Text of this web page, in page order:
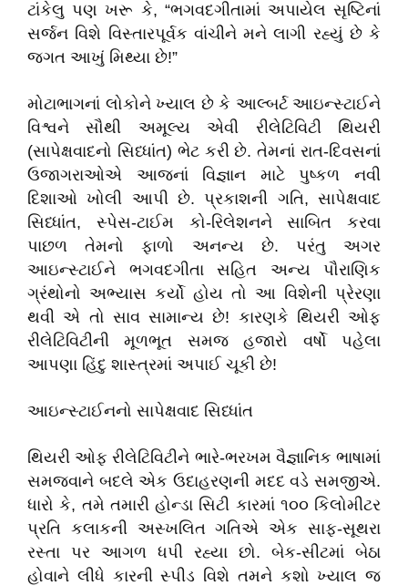
ટાંકેલુ પણ ખરૂ કે, “ભગવદગીતામાં અપાયેલ સૃષ્ટિનાં
સર્જન વિશે વિસ્તારપૂર્વક વાંચીને મને લાગી રહ્યું છે કે
જગત આખું મિથ્યા છે!”
મોટાભાગનાં લોકોને ખ્યાલ છે કે આલ્બર્ટ આઇન્સ્ટાઈને
વિશ્વને સૌથી અમૂલ્ય એવી રીલેટિવિટી થિયરી
(સાપેક્ષવાદનો સિધ્ધાંત) ભેટ કરી છે. તેમનાં રાત-દિવસનાં
ઉજાગરાઓએ આજનાં વિજ્ઞાન માટે પુષ્કળ નવી
દિશાઓ ખોલી આપી છે. પ્રકાશની ગતિ, સાપેક્ષવાદ
સિધ્ધાંત, સ્પેસ-ટાઈમ કો-રિલેશનને સાબિત કરવા
પાછળ તેમનો ફાળો અનન્ય છે. પરંતુ અગર
આઇન્સ્ટાઈને ભગવદગીતા સહિત અન્ય પૌરાણિક
ગ્રંથોનો અભ્યાસ કર્યો હોય તો આ વિશેની પ્રેરણા
થવી એ તો સાવ સામાન્ય છે! કારણકે થિયરી ઓફ
રીલેટિવિટીની મૂળભૂત સમજ હજારો વર્ષો પહેલા
આપણા હિંદુ શાસ્ત્રમાં અપાઈ ચૂકી છે!
આઇન્સ્ટાઈનનો સાપેક્ષવાદ સિધ્ધાંત
થિયરી ઓફ રીલેટિવિટીને ભારે-ભરખમ વૈજ્ઞાનિક ભાષામાં
સમજવાને બદલે એક ઉદાહરણની મદદ વડે સમજીએ.
ધારો કે, તમે તમારી હોન્ડા સિટી કારમાં ૧૦૦ કિલોમીટર
પ્રતિ કલાકની અસ્ખલિત ગતિએ એક સાફ-સૂથરા
રસ્તા પર આગળ ધપી રહ્યા છો. બેક-સીટમાં બેઠા
હોવાને લીધે કારની સ્પીડ વિશે તમને કશો ખ્યાલ જ